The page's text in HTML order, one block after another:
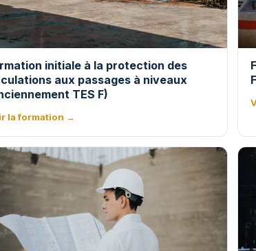
initiale à la protection des
aux passages à niveaux
TES F)
la formation →